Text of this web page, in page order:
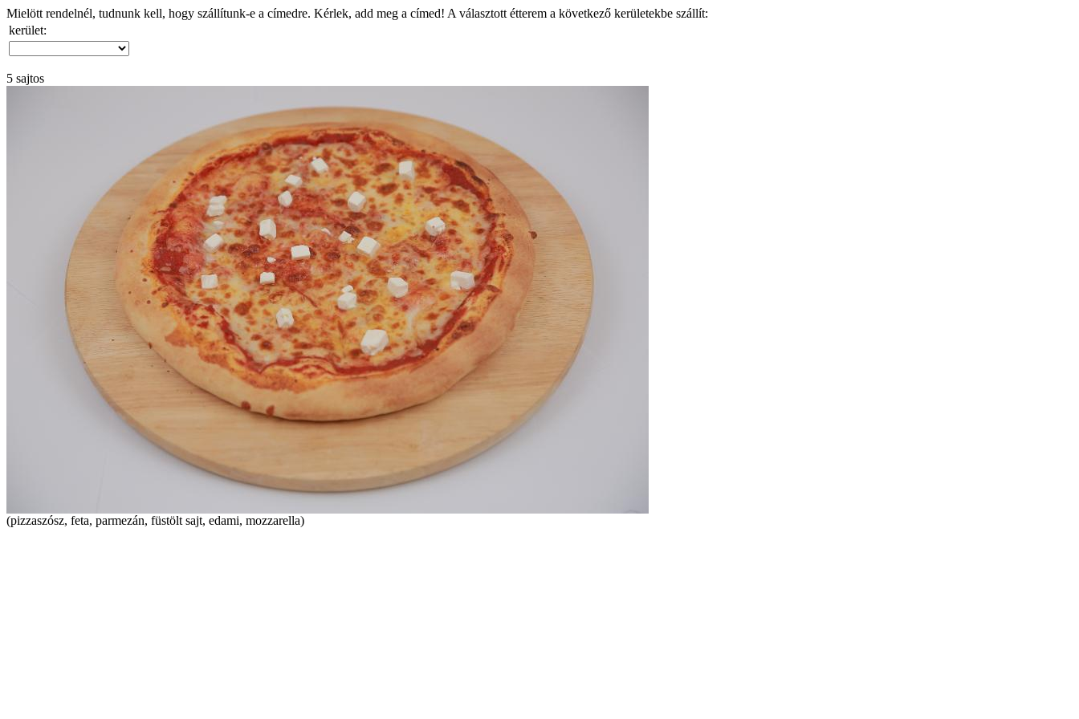
Mielött rendelnél, tudnunk kell, hogy szállítunk-e a címedre. Kérlek, add meg a címed! A választott étterem a következő kerületekbe szállít:
kerület:
5 sajtos
(pizzaszósz, feta, parmezán, füstölt sajt, edami, mozzarella)